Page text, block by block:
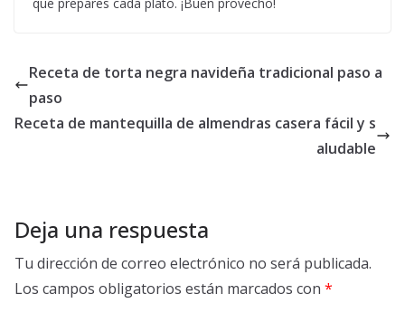
que prepares cada plato. ¡Buen provecho!
Receta de torta negra navideña tradicional paso a
paso
Receta de mantequilla de almendras casera fácil y s
aludable
Deja una respuesta
Tu dirección de correo electrónico no será publicada.
Los campos obligatorios están marcados con *